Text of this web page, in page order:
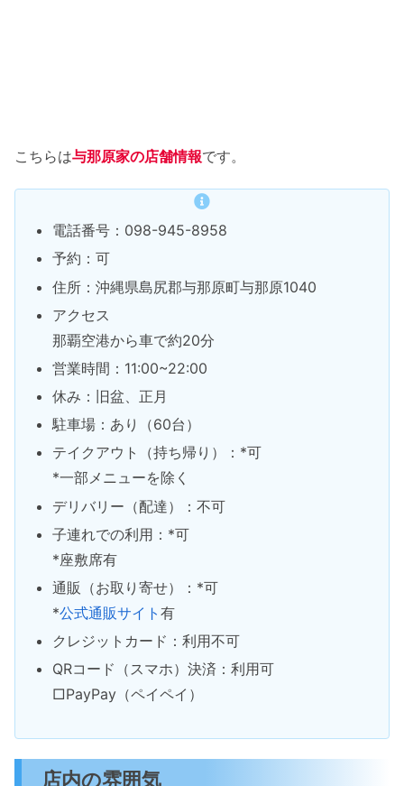
こちらは与那原家の店舗情報です。
電話番号：098-945-8958
予約：可
住所：沖縄県島尻郡与那原町与那原1040
アクセス
那覇空港から車で約20分
営業時間：11:00~22:00
休み：旧盆、正月
駐車場：あり（60台）
テイクアウト（持ち帰り）：*可
*一部メニューを除く
デリバリー（配達）：不可
子連れでの利用：*可
*座敷席有
通販（お取り寄せ）：*可
*公式通販サイト有
クレジットカード：利用不可
QRコード（スマホ）決済：利用可
□PayPay（ペイペイ）
店内の雰囲気